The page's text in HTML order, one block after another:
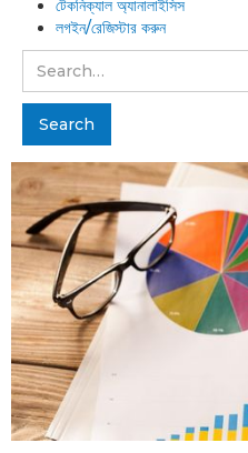
টেকনিক্যাল অ্যানালাইসিস
লগইন/রেজিস্টার করুন